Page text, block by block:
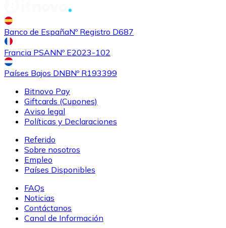
Comprar Uniswap
ComprarEthereum Classic
ETC
Banco de EspañaNº Registro D687
Francia PSANNº E2023-102
Países Bajos DNBNº R193399
Bitnovo Pay
Giftcards (Cupones)
Aviso legal
Políticas y Declaraciones
Referido
Sobre nosotros
Empleo
Países Disponibles
FAQs
Noticias
Contáctanos
Canal de Información